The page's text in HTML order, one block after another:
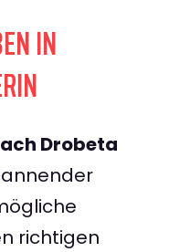
IN
Drobeta
richtigen